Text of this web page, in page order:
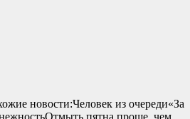
новости:Человек из очереди«За
пятна проще, чем